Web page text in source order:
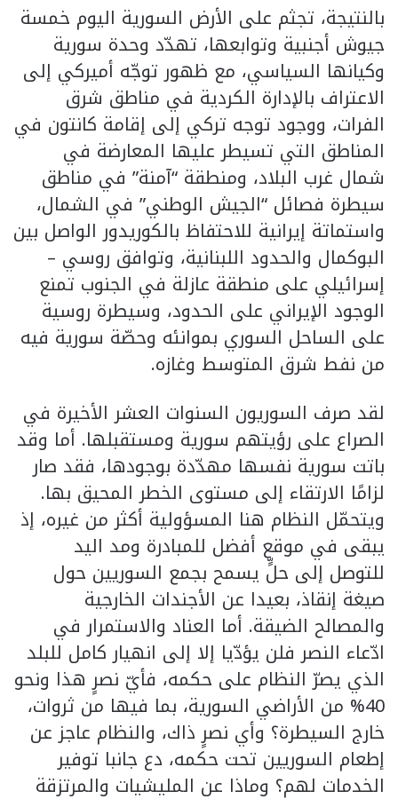
بالنتيجة، تجثم على الأرض السورية اليوم خمسة
جيوش أجنبية وتوابعها، تهدّد وحدة سورية
وكيانها السياسي، مع ظهور توجّه أميركي إلى
الاعتراف بالإدارة الكردية في مناطق شرق
الفرات، ووجود توجه تركي إلى إقامة كانتون في
المناطق التي تسيطر عليها المعارضة في
شمال غرب البلاد، ومنطقة “آمنة” في مناطق
سيطرة فصائل “الجيش الوطني” في الشمال،
واستماتة إيرانية للاحتفاظ بالكوريدور الواصل بين
البوكمال والحدود اللبنانية، وتوافق روسي –
إسرائيلي على منطقة عازلة في الجنوب تمنع
الوجود الإيراني على الحدود، وسيطرة روسية
على الساحل السوري بموانئه وحصّة سورية فيه
من نفط شرق المتوسط وغازه.
لقد صرف السوريون السنوات العشر الأخيرة في
الصراع على رؤيتهم سورية ومستقبلها. أما وقد
باتت سورية نفسها مهدّدة بوجودها، فقد صار
لزامًا الارتقاء إلى مستوى الخطر المحيق بها.
ويتحمّل النظام هنا المسؤولية أكثر من غيره، إذ
يبقى في موقع أفضل للمبادرة ومد اليد
للتوصل إلى حلٍّ يسمح بجمع السوريين حول
صيغة إنقاذ، بعيدا عن الأجندات الخارجية
والمصالح الضيقة. أما العناد والاستمرار في
ادّعاء النصر فلن يؤدّيا إلا إلى انهيار كامل للبلد
الذي يصرّ النظام على حكمه، فأيّ نصرٍ هذا ونحو
40% من الأراضي السورية، بما فيها من ثروات،
خارج السيطرة؟ وأي نصرٍ ذاك، والنظام عاجز عن
إطعام السوريين تحت حكمه، دع جانبا توفير
الخدمات لهم؟ وماذا عن المليشيات والمرتزقة